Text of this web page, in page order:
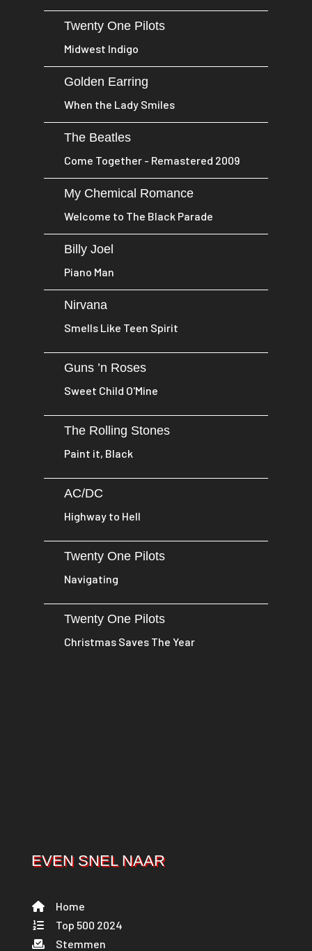
Twenty One Pilots
Midwest Indigo
Golden Earring
When the Lady Smiles
The Beatles
Come Together - Remastered 2009
My Chemical Romance
Welcome to The Black Parade
Billy Joel
Piano Man
Nirvana
Smells Like Teen Spirit
Guns ’n Roses
Sweet Child O'Mine
The Rolling Stones
Paint it, Black
AC/DC
Highway to Hell
Twenty One Pilots
Navigating
Twenty One Pilots
Christmas Saves The Year
EVEN SNEL NAAR
Home
Top 500 2024
Stemmen